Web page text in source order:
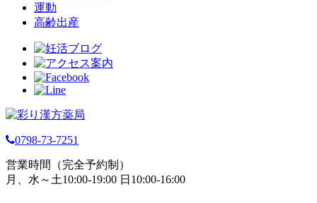
運動
高齢出産
0798-73-7251
営業時間（完全予約制）
月、水～土10:00-19:00 日10:00-16:00